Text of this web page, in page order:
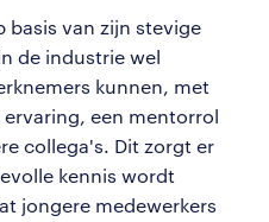
basis van zijn stevige
de industrie wel
kunnen, met
een mentorrol
collega's. Dit zorgt er
kennis wordt
jongere medewerkers